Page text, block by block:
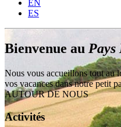
EN
ES
Bienvenue au Pays
Nous vous accueillons tout au
vos vacances dans notre petit
AUTOUR DE NOUS
Activités